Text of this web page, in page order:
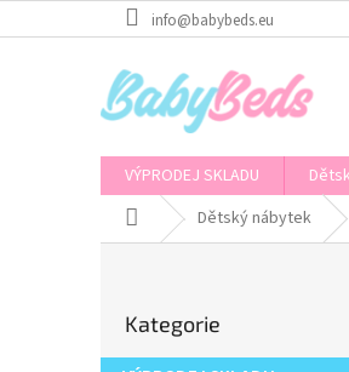
na
info@babybeds.eu
VÝPRODEJ SKLADU
Domů Dětský nábytek
r
kategorie
Kategorie